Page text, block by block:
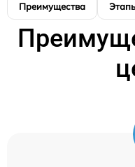
Преимущества